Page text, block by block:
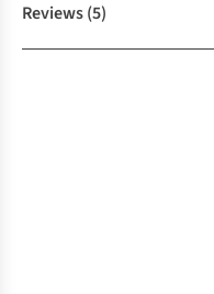
Reviews(5)